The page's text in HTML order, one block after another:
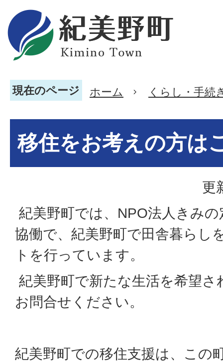
現在のページ ホーム くらし・手続
移住をお考えの方は
更
紀美野町では、NPO法人きみ
協働で、紀美野町で田舎暮らし
トを行っています。
紀美野町で新たな生活を希望さ
お問合せください。
紀美野町での移住支援は、この